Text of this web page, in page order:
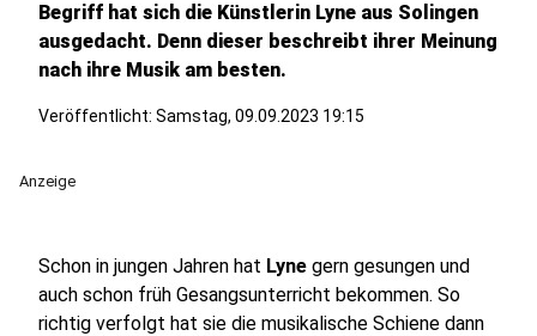
Begriff hat sich die Künstlerin Lyne aus Solingen
ausgedacht. Denn dieser beschreibt ihrer Meinung
nach ihre Musik am besten.
Veröffentlicht: Samstag, 09.09.2023 19:15
Anzeige
Schon in jungen Jahren hat Lyne gern gesungen und
auch schon früh Gesangsunterricht bekommen. So
richtig verfolgt hat sie die musikalische Schiene dann